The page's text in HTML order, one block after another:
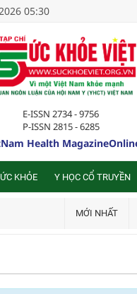
05:30
E-ISSN 2734 - 9756
P-ISSN 2815 - 6285
Health
KHỎE Y HỌC CỔ TRUYỀN
MỚI NHẤT